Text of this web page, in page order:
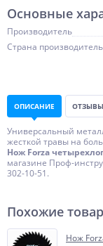
Основные
Производитель
Страна производитель
ОПИСАНИЕ
Универсальный
жесткой травы на
Нож Forza
магазине Проф-
302-10-51.
Похожие
Нож